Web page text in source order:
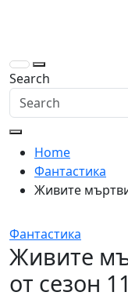
Search
Home
Фантастика
Живите мъртви
Фантастика
Живите
от сезон